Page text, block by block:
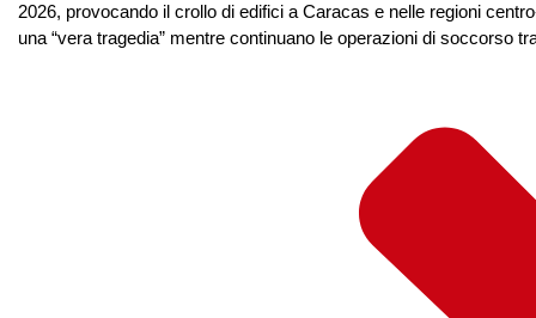
2026, provocando il crollo di edifici a Caracas e nelle regioni
una “vera tragedia” mentre continuano le operazioni di soccorso